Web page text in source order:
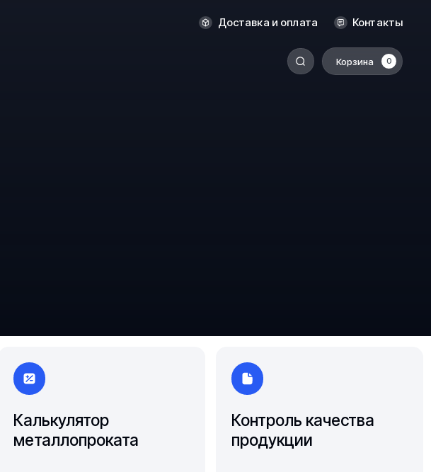
Доставка и оплата Контакты
Корзина 0
Оренбург
Ростов-на-Дону
Якутск
Ярославль
Калькулятор
металлопроката
Контроль качества
продукции